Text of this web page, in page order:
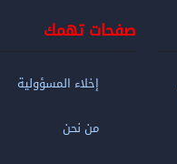
صفحات تهمك
إخلاء المسؤولية
من نحن